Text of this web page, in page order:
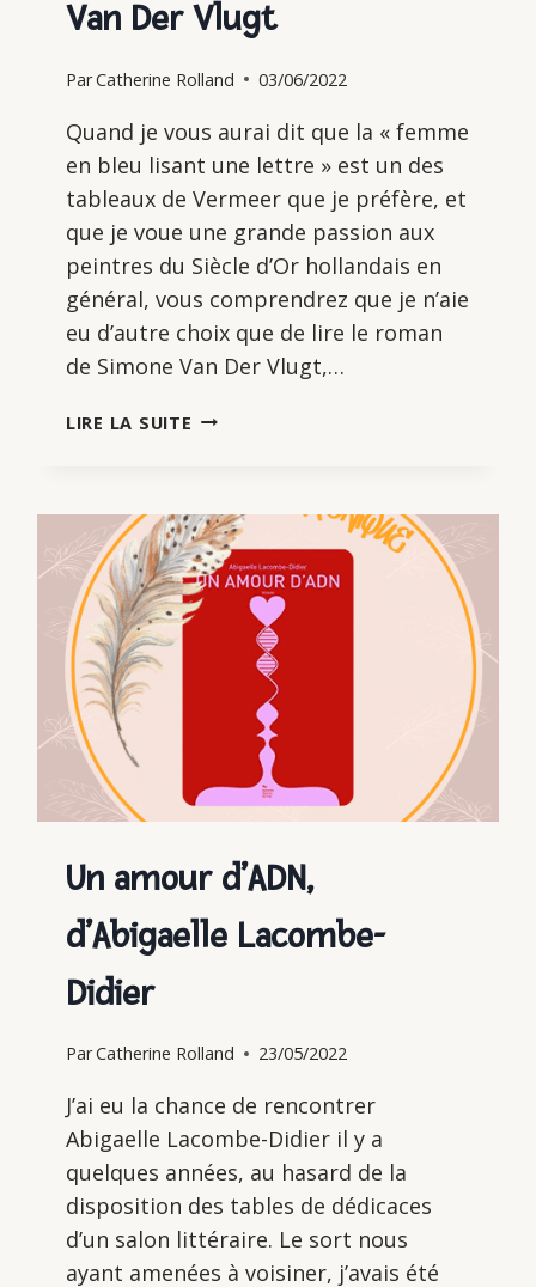
Van Der Vlugt
ParCatherine Rolland 03/06/2022
Quand je vous aurai dit que la « femme
en bleu lisant une lettre » est un des
tableaux de Vermeer que je préfère, et
que je voue une grande passion aux
peintres du Siècle d’Or hollandais en
général, vous comprendrez que je n’aie
eu d’autre choix que de lire le roman
de Simone Van Der Vlugt,…
LIRE LA SUITE BLEU
SIMONE
VAN
DER
VLUGT
Un amour d’ADN,
d’Abigaelle Lacombe-
Didier
ParCatherine Rolland 23/05/2022
J’ai eu la chance de rencontrer
Abigaelle Lacombe-Didier il y a
quelques années, au hasard de la
disposition des tables de dédicaces
d’un salon littéraire. Le sort nous
ayant amenées à voisiner, j’avais été